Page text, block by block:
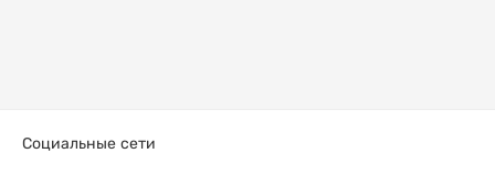
Социальные сети